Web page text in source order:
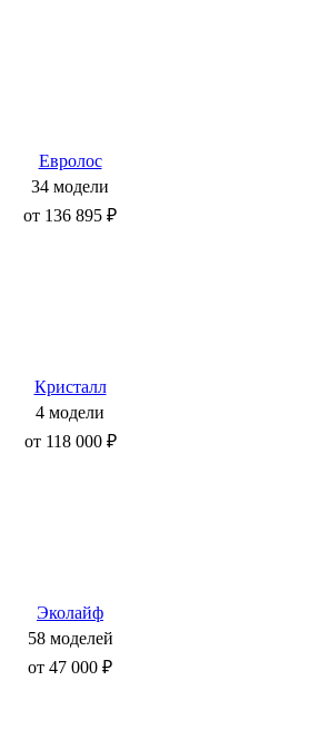
Евролос
34 модели
от 136 895 ₽
Кристалл
4 модели
от 118 000 ₽
Эколайф
58 моделей
от 47 000 ₽